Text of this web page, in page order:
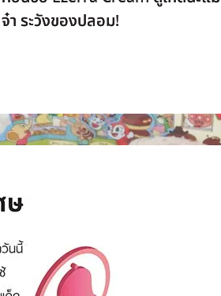
จ๋า ระวังของปลอม!